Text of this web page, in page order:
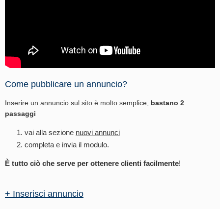
Come pubblicare un annuncio?
Inserire un annuncio sul sito è molto semplice, bastano 2
passaggi
vai alla sezione nuovi annunci
completa e invia il modulo.
È tutto ciò che serve per ottenere clienti facilmente!
+ Inserisci annuncio